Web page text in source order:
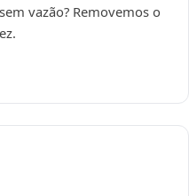
vazão? Removemos o